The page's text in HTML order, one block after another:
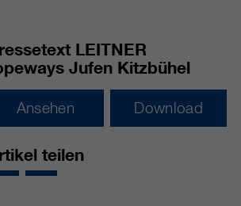
LEITNER
Jufen Kitzbühel
Ansehen Download
teilen